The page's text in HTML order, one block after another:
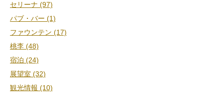
セリーナ (97)
パブ・バー (1)
ファウンテン (17)
桃李 (48)
宿泊 (24)
展望室 (32)
観光情報 (10)